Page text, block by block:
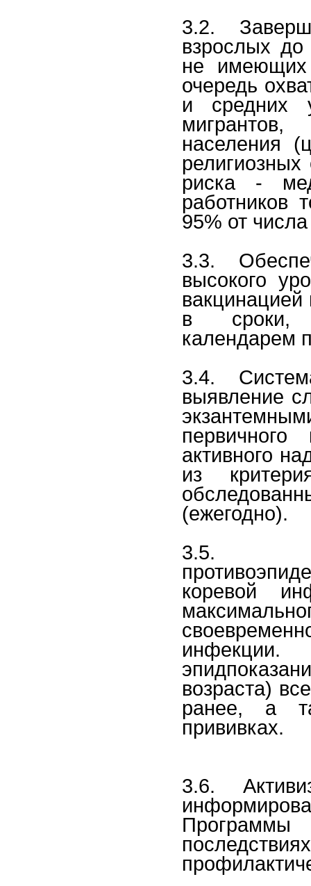
3.2.
взрослых
не имеющих
очередь
и средних
мигрантов,
населения
риска -
работников
95% от
3.3.
высокого
вакцинацией
в сроки,
календарем
3.4.
выявление
активного
из
(ежегодно).
3.5.
коревой
возраста)
ранее, а
прививках.
3.6.
Программы